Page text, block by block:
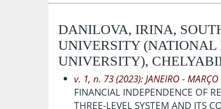
DANILOVA, IRINA,
UNIVERSITY (NATIONAL
UNIVERSITY),
v. 1, n. 73 (2023): JANEIRO - MARÇO
FINANCIAL INDEPENDENCE OF
THREE-LEVEL SYSTEM AND ITS